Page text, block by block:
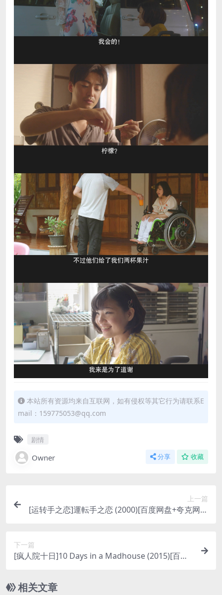
本站所有资源均来自互联网，如有侵权等其它行为请联系E
mail：159775053@qq.com
剧情
Owner 分享 收藏
上一篇
[运转手之恋]運転手之恋 (2000)[百度网盘+夸克网盘
下一篇
[疯人院十日]10 Days in a Madhouse (2015)[百度
放/下载][MP4/7GB][中文字幕]
相关文章